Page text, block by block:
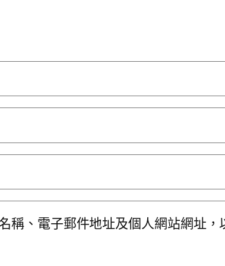
稱、電子郵件地址及個人網站網址